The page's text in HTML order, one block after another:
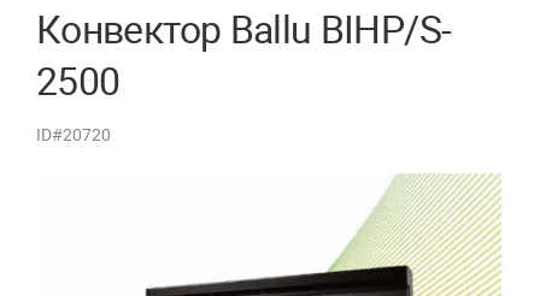
Конвектор Ballu BIHP/S-
2500
ID#20720